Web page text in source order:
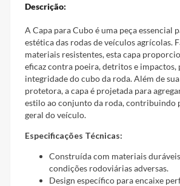
Descrição:
A Capa para Cubo é uma peça essencial
estética das rodas de veículos agrícolas.
materiais resistentes, esta capa
eficaz contra poeira, detritos e impactos,
integridade do cubo da roda. Além de
protetora, a capa é projetada para
estilo ao conjunto da roda, contribuindo
geral do veículo.
Especificações Técnicas:
Construída com materiais
condições rodoviárias adversas.
Design específico para encaixe